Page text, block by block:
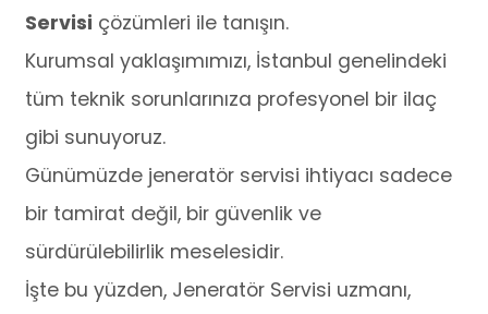
Servisi çözümleri ile tanışın.
Kurumsal yaklaşımımızı, İstanbul genelindeki
tüm teknik sorunlarınıza profesyonel bir ilaç
gibi sunuyoruz.
Günümüzde jeneratör servisi ihtiyacı sadece
bir tamirat değil, bir güvenlik ve
sürdürülebilirlik meselesidir.
İşte bu yüzden, Jeneratör Servisi uzmanı,